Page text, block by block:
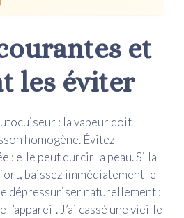
et
les éviter
: la vapeur doit
homogène. Évitez
: elle peut durcir la peau. Si la
baissez immédiatement le
dépressuriser naturellement :
J’ai cassé une vieille